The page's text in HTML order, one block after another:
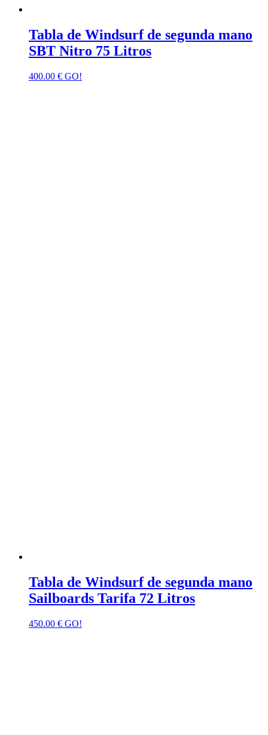
Tabla de Windsurf de segunda mano
SBT Nitro 75 Litros
400.00 € GO!
Tabla de Windsurf de segunda mano
Sailboards Tarifa 72 Litros
450.00 € GO!